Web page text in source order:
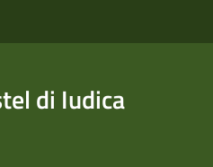
di Iudica